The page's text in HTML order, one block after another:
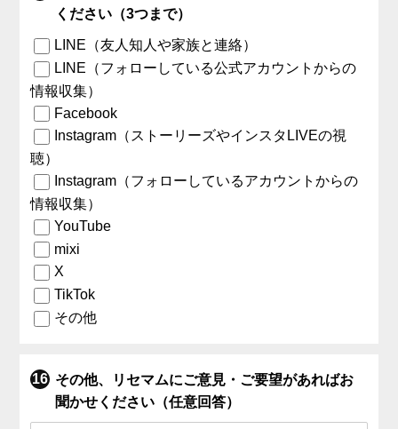
ください（3つまで）
LINE（友人知人や家族と連絡）
LINE（フォローしている公式アカウントからの
情報収集）
Facebook
Instagram（ストーリーズやインスタLIVEの視
聴）
Instagram（フォローしているアカウントからの
情報収集）
YouTube
mixi
X
TikTok
その他
その他、リセマムにご意見・ご要望があればお
聞かせください（任意回答）